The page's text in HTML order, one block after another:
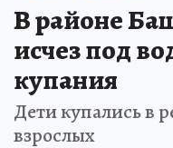
В районе
исчез под
купания
Дети купались в
взрослых